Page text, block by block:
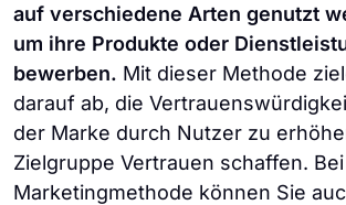
auf verschiedene Arten genutzt
um ihre Produkte oder
bewerben. Mit dieser Methode
darauf ab, die
der Marke durch Nutzer zu
Zielgruppe Vertrauen schaffen.
Marketingmethode können Sie